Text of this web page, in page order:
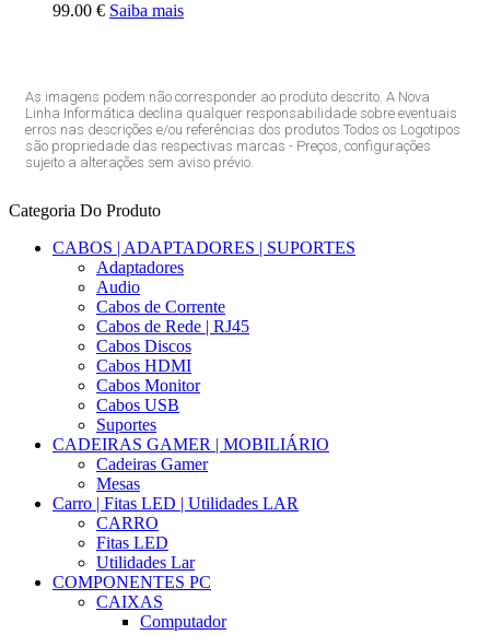
99.00 € Saiba mais
As imagens podem não corresponder ao produto descrito. A Nova
Linha Informática declina qualquer responsabilidade sobre eventuais
erros nas descrições e/ou referências dos produtos Todos os Logotipos
são propriedade das respectivas marcas - Preços, configurações
sujeito a alterações sem aviso prévio.
Categoria Do Produto
CABOS | ADAPTADORES | SUPORTES
Adaptadores
Audio
Cabos de Corrente
Cabos de Rede | RJ45
Cabos Discos
Cabos HDMI
Cabos Monitor
Cabos USB
Suportes
CADEIRAS GAMER | MOBILIÁRIO
Cadeiras Gamer
Mesas
Carro | Fitas LED | Utilidades LAR
CARRO
Fitas LED
Utilidades Lar
COMPONENTES PC
CAIXAS
Computador